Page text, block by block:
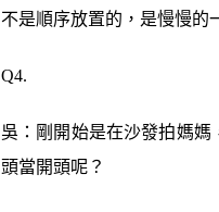
不是順序放置的，是慢慢的
Q4.
吳：剛開始是在沙發拍媽
頭當開頭呢？